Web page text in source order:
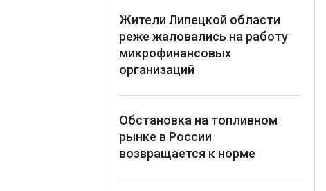
Жители Липецкой области
реже жаловались на работу
микрофинансовых
организаций
Обстановка на топливном
рынке в России
возвращается к норме